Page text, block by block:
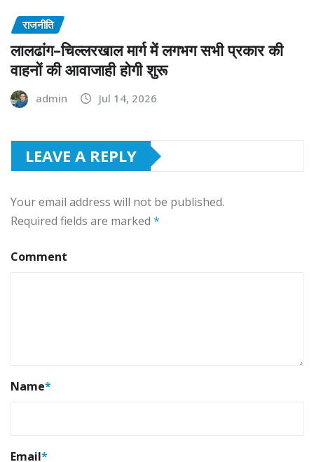
राजनीति
लालढांग–चिल्लरखाल मार्ग में लगभग सभी प्रकार की
वाहनों की आवाजाही होगी शुरू
admin Jul 14, 2026
LEAVE A REPLY
Your email address will not be published.
Required fields are marked *
Comment
Name*
Email*